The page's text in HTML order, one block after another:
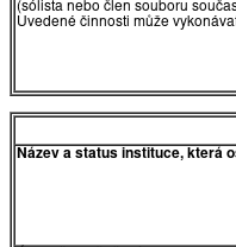
(sólista nebo člen souboru
Uvedené činnosti může
Název a status instituce, která